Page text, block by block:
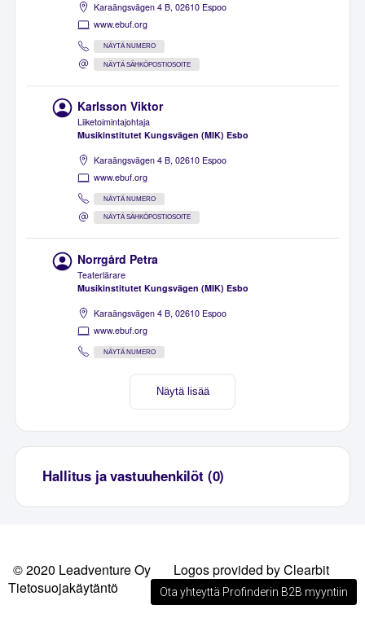
Karaängsvägen 4 B, 02610 Espoo
www.ebuf.org
NÄYTÄ NUMERO
NÄYTÄ SÄHKÖPOSTIOSOITE
Karlsson Viktor
Liiketoimintajohtaja
Musikinstitutet Kungsvägen (MIK) Esbo
Karaängsvägen 4 B, 02610 Espoo
www.ebuf.org
NÄYTÄ NUMERO
NÄYTÄ SÄHKÖPOSTIOSOITE
Norrgård Petra
Teaterlärare
Musikinstitutet Kungsvägen (MIK) Esbo
Karaängsvägen 4 B, 02610 Espoo
www.ebuf.org
NÄYTÄ NUMERO
Näytä lisää
Hallitus ja vastuuhenkilöt (0)
© 2020 Leadventure Oy
Logos provided by Clearbit
Tietosuojakäytäntö
Ota yhteyttä Profinderin B2B myyntiin